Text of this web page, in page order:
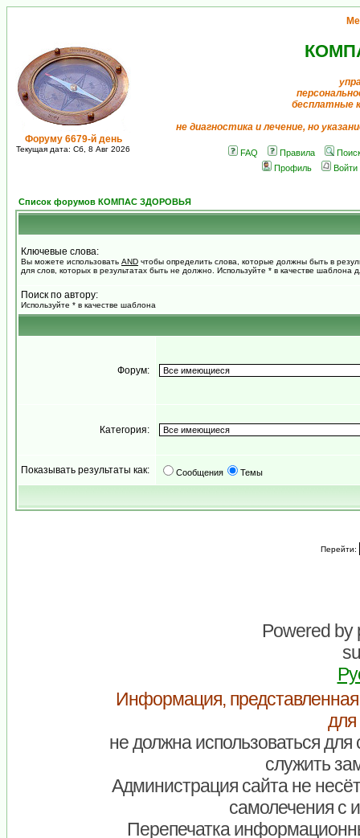
Форуму 6679-й день
Текущая дата: Сб, 8 Авг 2026
бесплатные
не диагностика и лечение, но
FAQ Правила
Профиль
Войти
Список форумов КОМПАС ЗДОРОВЬЯ
Ключевые слова:
Вы можете использовать AND чтобы определить слова, которые должны быть в
для слов, которых в результатах быть не должно. Используйте * в качестве шаблона
Поиск по автору:
Используйте * в качестве шаблона
Форум:
Категория:
Показывать результаты как: Сообщения Темы
Перейти:
Powered by
Информация,
для
не должна использоваться
служить
Администрация сайта не
самолечения с
Перепечатка